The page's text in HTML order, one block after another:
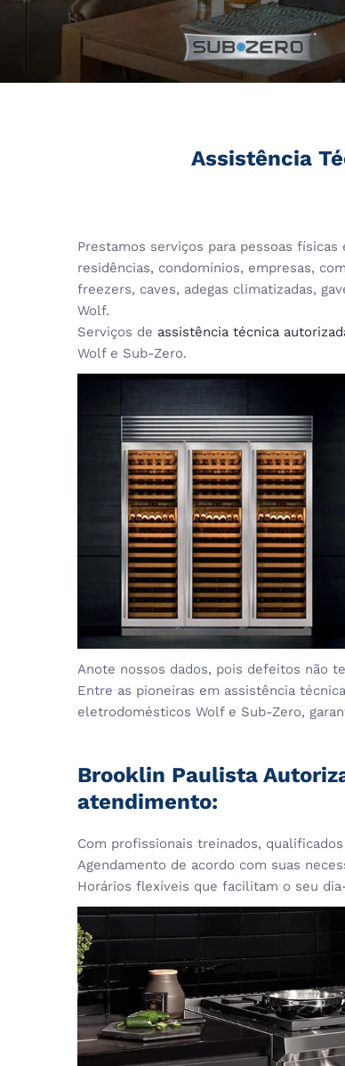
Assistência
Prestamos serviços para pessoas
residências, condomínios, empresas,
freezers, caves, adegas climatizadas,
Wolf.
Serviços de assistência técnica
Wolf e Sub-Zero.
Anote nossos dados, pois defeitos não
Entre as pioneiras em assistência
eletrodomésticos Wolf e Sub-Zero,
Brooklin Paulista
atendimento:
Com profissionais treinados,
Agendamento de acordo com suas
Horários flexíveis que facilitam o seu